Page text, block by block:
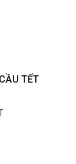
TẾT